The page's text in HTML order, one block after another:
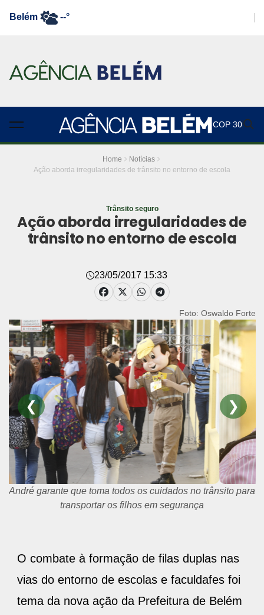
Belém --°
COP 30
Home
Notícias
Ação aborda irregularidades de trânsito no entorno de escola
Trânsito seguro
Ação aborda irregularidades de
trânsito no entorno de escola
23/05/2017 15:33
Foto: Oswaldo Forte
❮ ❯
André garante que toma todos os cuidados no trânsito para
transportar os filhos em segurança
O combate à formação de filas duplas nas
vias do entorno de escolas e faculdafes foi
tema da nova ação da Prefeitura de Belém